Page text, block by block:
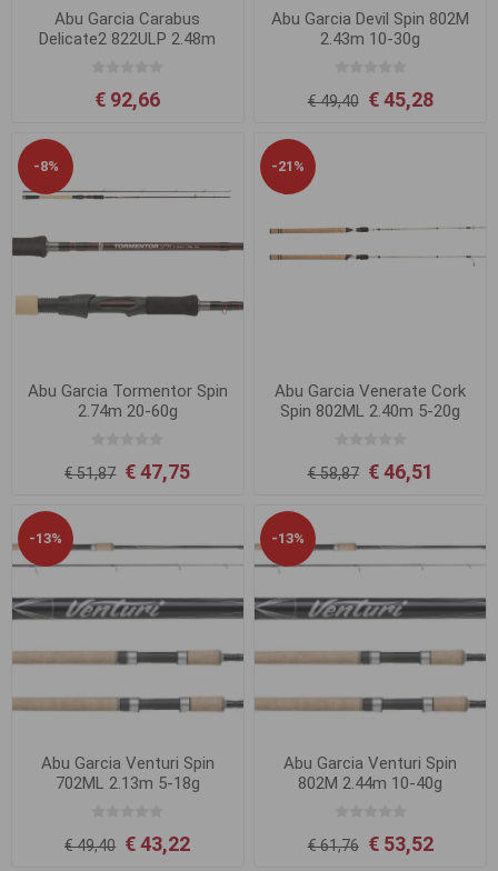
Abu Garcia Carabus
Delicate2 822ULP 2.48m
€ 92,66
Abu Garcia Devil Spin 802M
2.43m 10-30g
€ 49,40 € 45,28
-8%
Abu Garcia Tormentor Spin
2.74m 20-60g
€ 51,87 € 47,75
-21%
Abu Garcia Venerate Cork
Spin 802ML 2.40m 5-20g
€ 58,87 € 46,51
-13%
Abu Garcia Venturi Spin
702ML 2.13m 5-18g
€ 49,40 € 43,22
-13%
Abu Garcia Venturi Spin
802M 2.44m 10-40g
€ 61,76 € 53,52